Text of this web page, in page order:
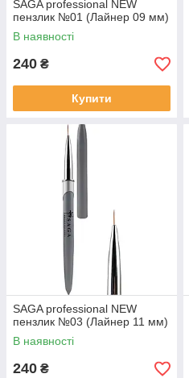
SAGA professional NEW
пензлик №01 (Лайнер 09 мм)
В наявності
240 ₴
Купити
SAGA professional NEW
пензлик №03 (Лайнер 11 мм)
В наявності
240 ₴